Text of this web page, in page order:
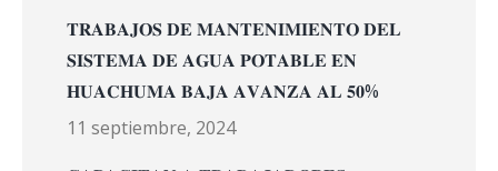
𝐓𝐑𝐀𝐁𝐀𝐉𝐎𝐒 𝐃𝐄 𝐌𝐀𝐍𝐓𝐄𝐍𝐈𝐌𝐈𝐄𝐍𝐓𝐎 𝐃𝐄𝐋
𝐒𝐈𝐒𝐓𝐄𝐌𝐀 𝐃𝐄 𝐀𝐆𝐔𝐀 𝐏𝐎𝐓𝐀𝐁𝐋𝐄 𝐄𝐍
𝐇𝐔𝐀𝐂𝐇𝐔𝐌𝐀 𝐁𝐀𝐉𝐀 𝐀𝐕𝐀𝐍𝐙𝐀 𝐀𝐋 𝟓𝟎%
11 septiembre, 2024